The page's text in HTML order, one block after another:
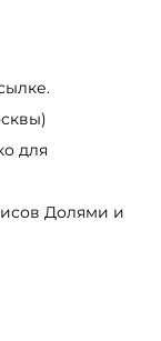
Joggers
типов
до
для
Nike на левом
из самых
одежды,
для
Долями и